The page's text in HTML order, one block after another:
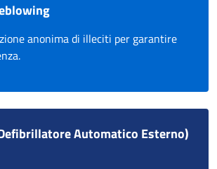
anonima di illeciti per garantire
Automatico Esterno)